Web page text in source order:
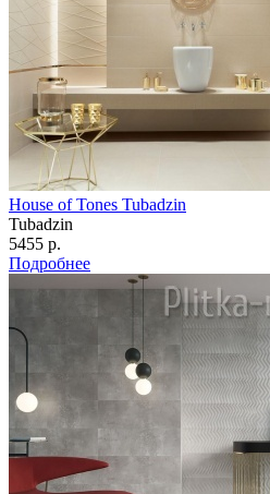
House of Tones Tubadzin
Tubadzin
5455 р.
Подробнее